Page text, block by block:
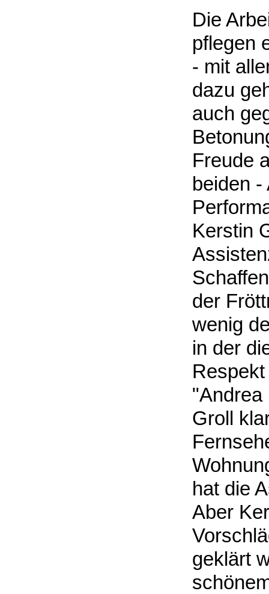
Die
pflegen
- mit
dazu
auch
Freude
beiden -
Kerstin
der
wenig
in der
"Andrea
Groll
hat die
Aber
geklärt